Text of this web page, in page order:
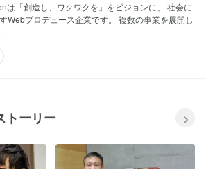
は「創造し、ワクワクを」をビジョンに、 社会に
Webプロデュース企業です。 複数の事業を展開し
トーリー